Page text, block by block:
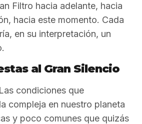
Filtro hacia adelante, hacia
hacia este momento. Cada
en su interpretación, un
al Gran Silencio
Las condiciones que
compleja en nuestro planeta
y poco comunes que quizás